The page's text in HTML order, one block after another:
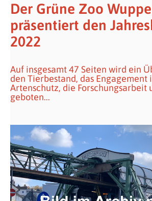
Der Grüne Zoo
präsentiert den
2022
Auf insgesamt 47 Seiten wird ein
den Tierbestand, das Engagement
Artenschutz, die Forschungsarbeit
geboten...